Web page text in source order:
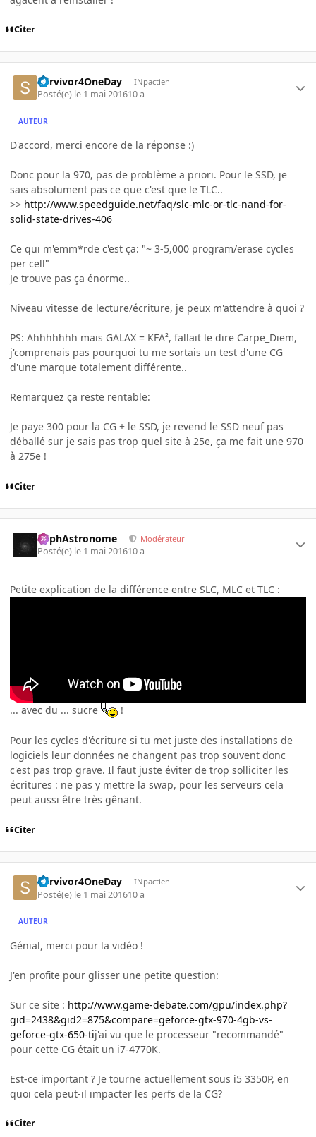
Citer
Survivor4OneDay INpactien
Posté(e) le 1 mai 201610 a
AUTEUR
D'accord, merci encore de la réponse :)
Donc pour la 970, pas de problème a priori. Pour le SSD, je
sais absolument pas ce que c'est que le TLC..
>> http://www.speedguide.net/faq/slc-mlc-or-tlc-nand-for-
solid-state-drives-406
Ce qui m'emm*rde c'est ça: "~ 3-5,000 program/erase cycles
per cell"
Je trouve pas ça énorme..
Niveau vitesse de lecture/écriture, je peux m'attendre à quoi ?
PS: Ahhhhhhh mais GALAX = KFA², fallait le dire Carpe_Diem,
j'comprenais pas pourquoi tu me sortais un test d'une CG
d'une marque totalement différente..
Remarquez ça reste rentable:
Je paye 300 pour la CG + le SSD, je revend le SSD neuf pas
déballé sur je sais pas trop quel site à 25e, ça me fait une 970
à 275e !
Citer
RaphAstronome Modérateur
Posté(e) le 1 mai 201610 a
Petite explication de la différence entre SLC, MLC et TLC :
... avec du ... sucre !
Pour les cycles d'écriture si tu met juste des installations de
logiciels leur données ne changent pas trop souvent donc
c'est pas trop grave. Il faut juste éviter de trop solliciter les
écritures : ne pas y mettre la swap, pour les serveurs cela
peut aussi être très gênant.
Citer
Survivor4OneDay INpactien
Posté(e) le 1 mai 201610 a
AUTEUR
Génial, merci pour la vidéo !
J'en profite pour glisser une petite question:
Sur ce site : http://www.game-debate.com/gpu/index.php?
gid=2438&gid2=875&compare=geforce-gtx-970-4gb-vs-
geforce-gtx-650-tij'ai vu que le processeur "recommandé"
pour cette CG était un i7-4770K.
Est-ce important ? Je tourne actuellement sous i5 3350P, en
quoi cela peut-il impacter les perfs de la CG?
Citer